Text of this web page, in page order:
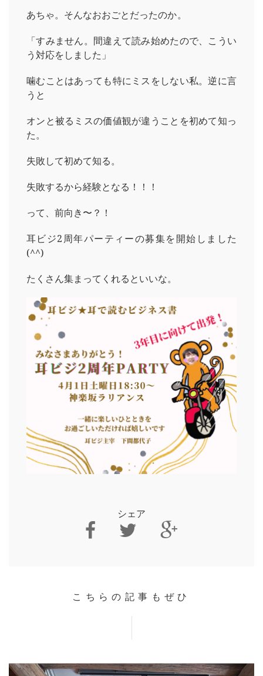
あちゃ。そんなおおごとだったのか。
「すみません。間違えて読み始めたので、こうい
う対応をしました」
噛むことはあっても特にミスをしない私。逆に言
うと
オンと被るミスの価値観が違うことを初めて知っ
た。
失敗して初めて知る。
失敗するから経験となる！！！
って、前向き〜？！
耳ビジ2周年パーティーの募集を開始しました
(^^)
たくさん集まってくれるといいな。
シェア
こちらの記事もぜひ